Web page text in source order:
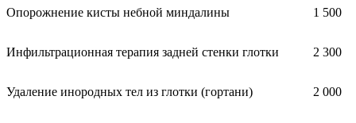
Опорожнение кисты небной миндалины 1 500
Инфильтрационная терапия задней стенки глотки 2 300
Удаление инородных тел из глотки (гортани) 2 000